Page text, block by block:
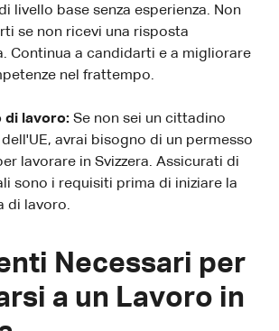
livello base senza esperienza. Non
se non ricevi una risposta
Continua a candidarti e a migliorare
nel frattempo.
di lavoro: Se non sei un cittadino
avrai bisogno di un permesso
lavorare in Svizzera. Assicurati di
sono i requisiti prima di iniziare la
di lavoro.
Necessari per
a un Lavoro in